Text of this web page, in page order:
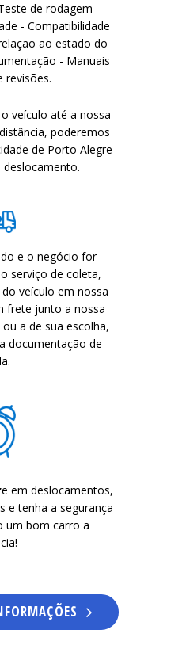
de rodagem -
- Compatibilidade
ao estado do
- Manuais
revisões.
veículo até a nossa
poderemos
de Porto Alegre
deslocamento.
e o negócio for
serviço de coleta,
veículo em nossa
frete junto a nossa
a de sua escolha,
documentação de
em deslocamentos,
e tenha a segurança
um bom carro a